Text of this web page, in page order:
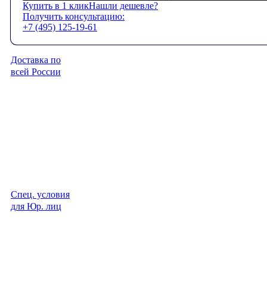
Купить в 1 кликНашли дешевле?
Получить консультацию:
+7 (495) 125-19-61
Доставка по
всей России
Спец. условия
для Юр. лиц